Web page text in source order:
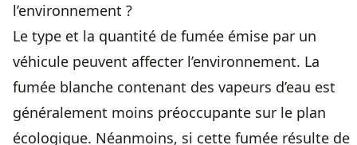
l’environnement ?
Le type et la quantité de fumée émise par un
véhicule peuvent affecter l’environnement. La
fumée blanche contenant des vapeurs d’eau est
généralement moins préoccupante sur le plan
écologique. Néanmoins, si cette fumée résulte de